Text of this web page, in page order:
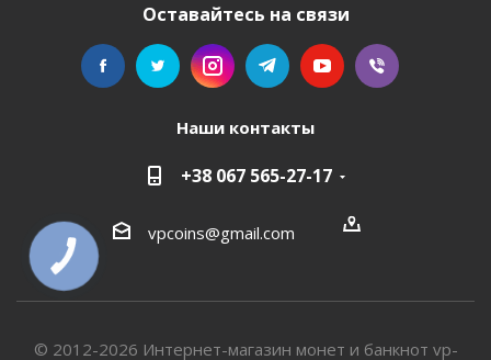
Оставайтесь на связи
Наши контакты
+38 067 565-27-17
vpcoins@gmail.com
© 2012-2026 Интернет-магазин монет и банкнот vp-
КНОПКА
СВЯЗИ